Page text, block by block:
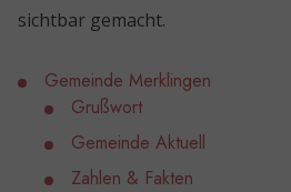
sichtbar gemacht.
Gemeinde Merklingen
Grußwort
Gemeinde Aktuell
Zahlen & Fakten